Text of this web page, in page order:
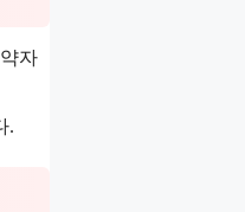
자
.